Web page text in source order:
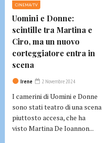
CINEMA/TV
Uomini e Donne:
scintille tra Martina e
Ciro, ma un nuovo
corteggiatore entra in
scena
Irene 2 Novembre 2024
I camerini di Uomini e Donne
sono stati teatro di una scena
piuttosto accesa, che ha
visto Martina De Ioannon...